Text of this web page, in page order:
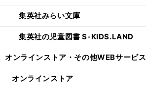
集英社みらい文庫
集英社の児童図書 S-KIDS.LAND
オンラインストア・ その他WEBサービス
オンラインストア